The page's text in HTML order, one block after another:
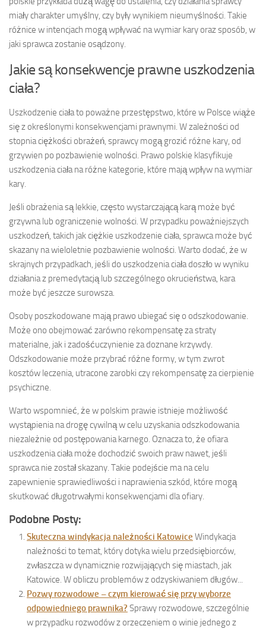
miały charakter umyślny, czy były wynikiem nieumyślności. Takie
różnice w intencjach mogą wpływać na wymiar kary oraz sposób, w
jaki sprawca zostanie osądzony.
Jakie są konsekwencje prawne uszkodzenia
ciała?
Uszkodzenie ciała to poważne przestępstwo, które w Polsce wiąże
się z określonymi konsekwencjami prawnymi. W zależności od
stopnia ciężkości obrażeń, sprawcy mogą grozić różne kary, od
grzywien po pozbawienie wolności. Prawo polskie klasyfikuje
uszkodzenia ciała na różne kategorie, które mają wpływ na wymiar
kary.
Jeśli obrażenia są lekkie, często wystarczającą karą może być
grzywna lub ograniczenie wolności. W przypadku poważniejszych
uszkodzeń, takich jak ciężkie uszkodzenie ciała, sprawca może być
skazany na wieloletnie pozbawienie wolności. Warto dodać, że w
skrajnych przypadkach, jeśli do uszkodzenia ciała doszło w wyniku
działania z premedytacją lub szczególnego okrucieństwa, kara
może być jeszcze surowsza.
Osoby poszkodowane mają prawo ubiegać się o odszkodowanie.
Może ono obejmować zarówno rekompensatę za straty
materialne, jak i zadośćuczynienie za doznane krzywdy.
Odszkodowanie może przybrać różne formy, w tym zwrot
kosztów leczenia, utracone zarobki czy rekompensatę za cierpienie
psychiczne.
Warto wspomnieć, że w polskim prawie istnieje możliwość
wystąpienia na drogę cywilną w celu uzyskania odszkodowania
niezależnie od postępowania karnego. Oznacza to, że ofiara
uszkodzenia ciała może dochodzić swoich praw nawet, jeśli
sprawca nie został skazany. Takie podejście ma na celu
zapewnienie sprawiedliwości i naprawienia szkód, które mogą
skutkować długotrwałymi konsekwencjami dla ofiary.
Podobne Posty:
Skuteczna windykacja należności Katowice Windykacja
należności to temat, który dotyka wielu przedsiębiorców,
zwłaszcza w dynamicznie rozwijających się miastach, jak
Katowice. W obliczu problemów z odzyskiwaniem długów...
Pozwy rozwodowe – czym kierować się przy wyborze
odpowiedniego prawnika? Sprawy rozwodowe, szczególnie
w przypadku rozwodów z orzeczeniem o winie jednego z